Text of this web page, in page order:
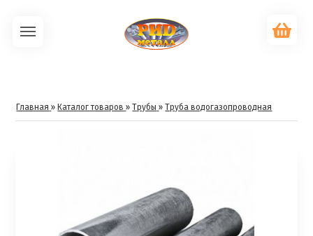
Главная » Каталог товаров »Трубы »Труба водогазопроводная